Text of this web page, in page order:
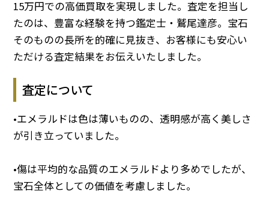
15万円での高価買取を実現しました。査定を担当し
たのは、豊富な経験を持つ鑑定士・鷲尾達彦。宝石
そのものの長所を的確に見抜き、お客様にも安心い
ただける査定結果をお伝えいたしました。
査定について
•エメラルドは色は薄いものの、透明感が高く美しさ
が引き立っていました。
•傷は平均的な品質のエメラルドより多めでしたが、
宝石全体としての価値を考慮しました。